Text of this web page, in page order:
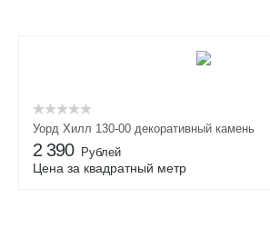
Уорд Хилл 130-00 декоративный камень
2 390 Рублей
Цена за квадратный метр